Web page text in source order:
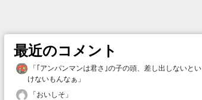
最近のコメント
「｢アンパンマンは君さ｣の子の頭、差し出しないとい
けないもんなぁ 」
「おいしそ 」